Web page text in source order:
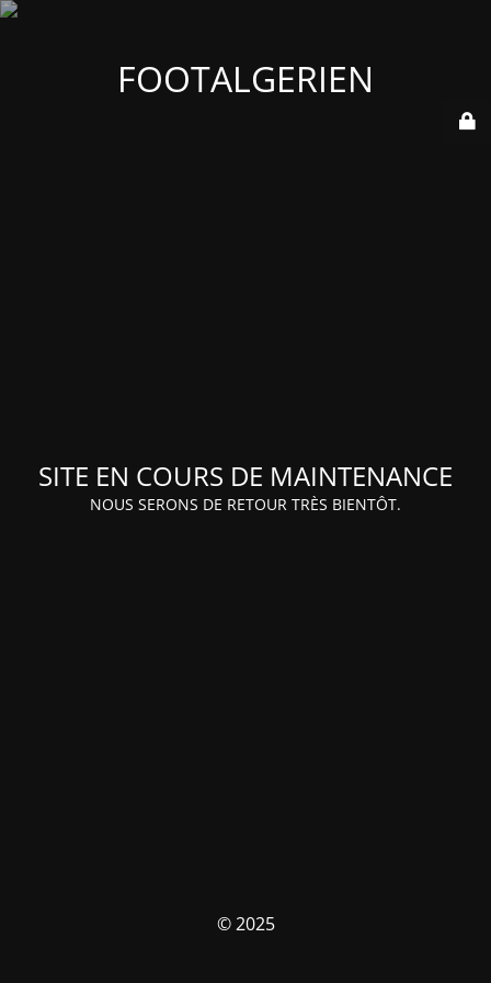
FOOTALGERIEN
SITE EN COURS DE MAINTENANCE
NOUS SERONS DE RETOUR TRÈS BIENTÔT.
© 2025